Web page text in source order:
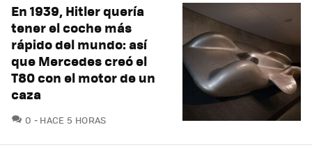
En 1939, Hitler quería
tener el coche más
rápido del mundo: así
que Mercedes creó el
T80 con el motor de un
caza
0 COMENTARIOS
HACE 5 HORAS